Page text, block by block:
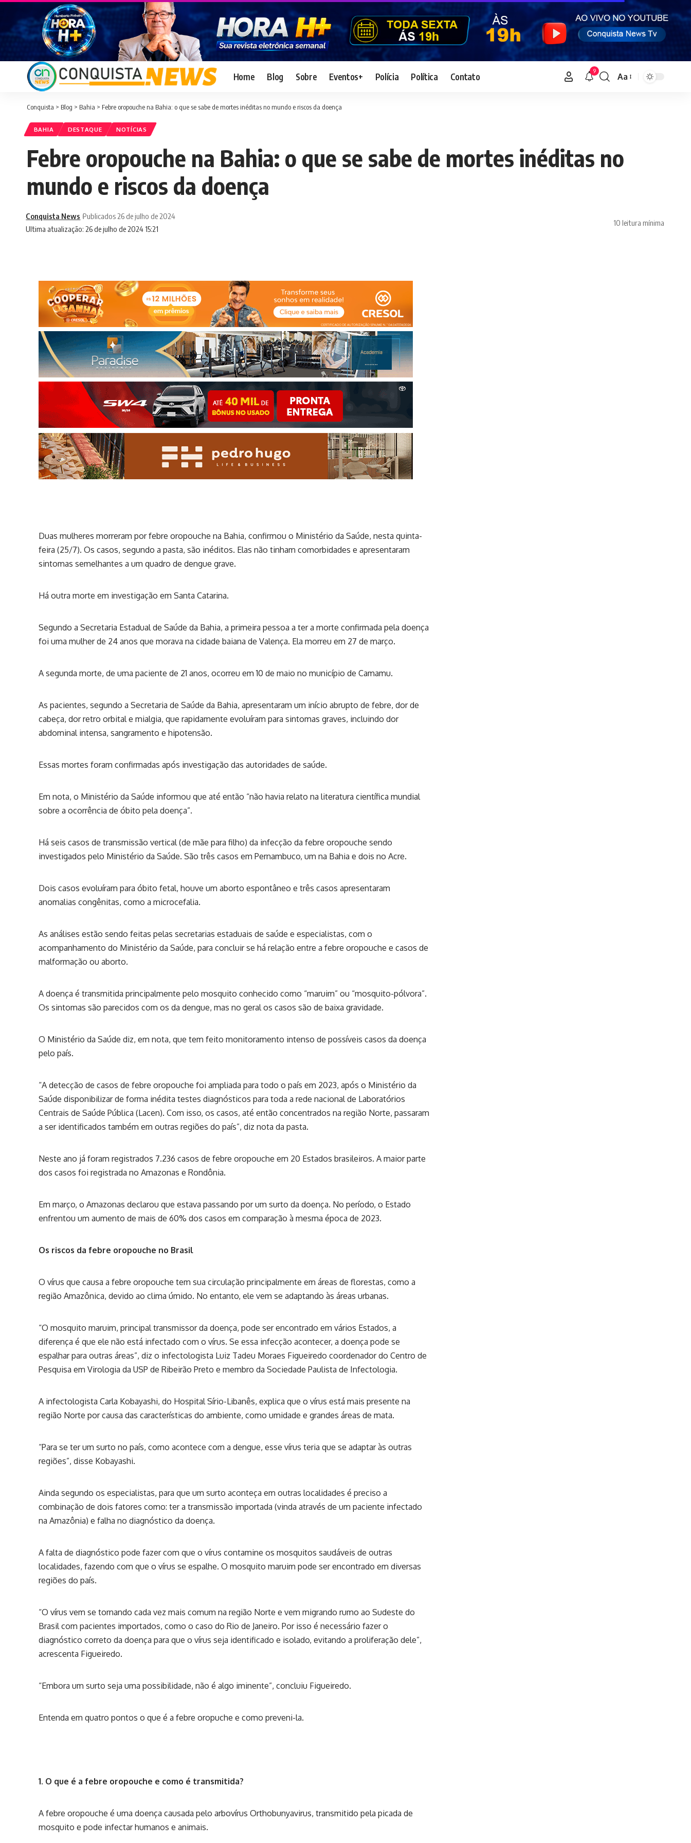
Home Blog Sobre Eventos+ Polícia Política Contato 9
Font
Aa
Conquista > Blog > Bahia > Febre oropouche na Bahia: o que se sabe de mortes inéditas no mundo e riscos da doença
BAHIA DESTAQUE NOTÍCIAS
Febre oropouche na Bahia: o que se sabe de mortes inéditas no
mundo e riscos da doença
Ultima atualização: 26 de julho de 2024 15:21
Conquista News Publicados 26 de julho de 2024
10 leitura mínima
Duas mulheres morreram por febre oropouche na Bahia, confirmou o Ministério da Saúde, nesta quinta-
feira (25/7). Os casos, segundo a pasta, são inéditos. Elas não tinham comorbidades e apresentaram
sintomas semelhantes a um quadro de dengue grave.
Há outra morte em investigação em Santa Catarina.
Segundo a Secretaria Estadual de Saúde da Bahia, a primeira pessoa a ter a morte confirmada pela doença
foi uma mulher de 24 anos que morava na cidade baiana de Valença. Ela morreu em 27 de março.
A segunda morte, de uma paciente de 21 anos, ocorreu em 10 de maio no município de Camamu.
As pacientes, segundo a Secretaria de Saúde da Bahia, apresentaram um início abrupto de febre, dor de
cabeça, dor retro orbital e mialgia, que rapidamente evoluíram para sintomas graves, incluindo dor
abdominal intensa, sangramento e hipotensão.
Essas mortes foram confirmadas após investigação das autoridades de saúde.
Em nota, o Ministério da Saúde informou que até então “não havia relato na literatura científica mundial
sobre a ocorrência de óbito pela doença”.
Há seis casos de transmissão vertical (de mãe para filho) da infecção da febre oropouche sendo
investigados pelo Ministério da Saúde. São três casos em Pernambuco, um na Bahia e dois no Acre.
Dois casos evoluíram para óbito fetal, houve um aborto espontâneo e três casos apresentaram
anomalias congênitas, como a microcefalia.
As análises estão sendo feitas pelas secretarias estaduais de saúde e especialistas, com o
acompanhamento do Ministério da Saúde, para concluir se há relação entre a febre oropouche e casos de
malformação ou aborto.
A doença é transmitida principalmente pelo mosquito conhecido como “maruim” ou “mosquito-pólvora”.
Os sintomas são parecidos com os da dengue, mas no geral os casos são de baixa gravidade.
O Ministério da Saúde diz, em nota, que tem feito monitoramento intenso de possíveis casos da doença
pelo país.
“A detecção de casos de febre oropouche foi ampliada para todo o país em 2023, após o Ministério da
Saúde disponibilizar de forma inédita testes diagnósticos para toda a rede nacional de Laboratórios
Centrais de Saúde Pública (Lacen). Com isso, os casos, até então concentrados na região Norte, passaram
a ser identificados também em outras regiões do país”, diz nota da pasta.
Neste ano já foram registrados 7.236 casos de febre oropouche em 20 Estados brasileiros. A maior parte
dos casos foi registrada no Amazonas e Rondônia.
Em março, o Amazonas declarou que estava passando por um surto da doença. No período, o Estado
enfrentou um aumento de mais de 60% dos casos em comparação à mesma época de 2023.
Os riscos da febre oropouche no Brasil
O vírus que causa a febre oropouche tem sua circulação principalmente em áreas de florestas, como a
região Amazônica, devido ao clima úmido. No entanto, ele vem se adaptando às áreas urbanas.
“O mosquito maruim, principal transmissor da doença, pode ser encontrado em vários Estados, a
diferença é que ele não está infectado com o vírus. Se essa infecção acontecer, a doença pode se
espalhar para outras áreas”, diz o infectologista Luiz Tadeu Moraes Figueiredo coordenador do Centro de
Pesquisa em Virologia da USP de Ribeirão Preto e membro da Sociedade Paulista de Infectologia.
A infectologista Carla Kobayashi, do Hospital Sírio-Libanês, explica que o vírus está mais presente na
região Norte por causa das características do ambiente, como umidade e grandes áreas de mata.
“Para se ter um surto no país, como acontece com a dengue, esse vírus teria que se adaptar às outras
regiões”, disse Kobayashi.
Ainda segundo os especialistas, para que um surto aconteça em outras localidades é preciso a
combinação de dois fatores como: ter a transmissão importada (vinda através de um paciente infectado
na Amazônia) e falha no diagnóstico da doença.
A falta de diagnóstico pode fazer com que o vírus contamine os mosquitos saudáveis de outras
localidades, fazendo com que o vírus se espalhe. O mosquito maruim pode ser encontrado em diversas
regiões do país.
“O vírus vem se tornando cada vez mais comum na região Norte e vem migrando rumo ao Sudeste do
Brasil com pacientes importados, como o caso do Rio de Janeiro. Por isso é necessário fazer o
diagnóstico correto da doença para que o vírus seja identificado e isolado, evitando a proliferação dele”,
acrescenta Figueiredo.
“Embora um surto seja uma possibilidade, não é algo iminente”, concluiu Figueiredo.
Entenda em quatro pontos o que é a febre oropuche e como preveni-la.
1. O que é a febre oropouche e como é transmitida?
A febre oropouche é uma doença causada pelo arbovírus Orthobunyavirus, transmitido pela picada de
mosquito e pode infectar humanos e animais.